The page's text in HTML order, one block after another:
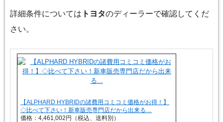
詳細条件については トヨタのディーラーで確認してくだ
さい。
【ALPHARD HYBRIDの諸費用コミコミ価格がお得！】
◇比べて下さい！新車販売専門店だから出来る…
価格：4,461,002円（税込、送料別）